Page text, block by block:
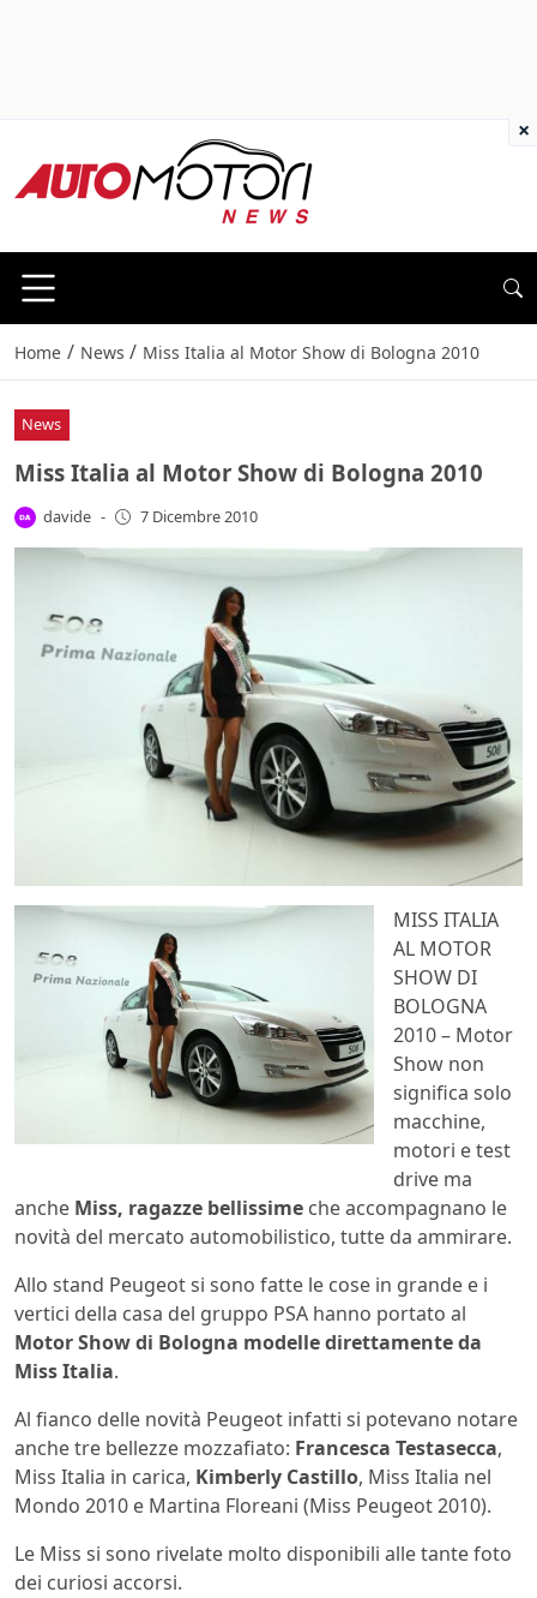
Home / News / Miss Italia al Motor Show di Bologna 2010
News
Miss Italia al Motor Show di Bologna 2010
davide - 7 Dicembre 2010
MISS ITALIA
AL MOTOR
SHOW DI
BOLOGNA
2010 – Motor
Show non
significa solo
macchine,
motori e test
drive ma
anche Miss, ragazze bellissime che accompagnano le
novità del mercato automobilistico, tutte da ammirare.
Allo stand Peugeot si sono fatte le cose in grande e i
vertici della casa del gruppo PSA hanno portato al
Motor Show di Bologna modelle direttamente da
Miss Italia.
Al fianco delle novità Peugeot infatti si potevano notare
anche tre bellezze mozzafiato: Francesca Testasecca,
Miss Italia in carica, Kimberly Castillo, Miss Italia nel
Mondo 2010 e Martina Floreani (Miss Peugeot 2010).
Le Miss si sono rivelate molto disponibili alle tante foto
dei curiosi accorsi.
×